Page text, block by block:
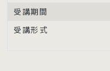
受講期間
受講形式